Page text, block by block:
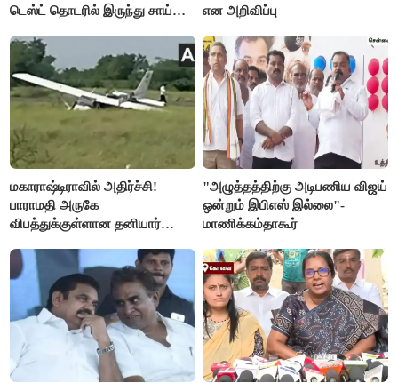
டெஸ்ட் தொடரில் இருந்து சாய்
என அறிவிப்பு
மகாராஷ்டிராவில் அதிர்ச்சி!
பாராமதி அருகே
விபத்துக்குள்ளான தனியார்
"அழுத்தத்திற்கு அடிபணிய விஜய்
ஒன்றும் இபிஎஸ் இல்லை"-
மாணிக்கம்தாகூர்